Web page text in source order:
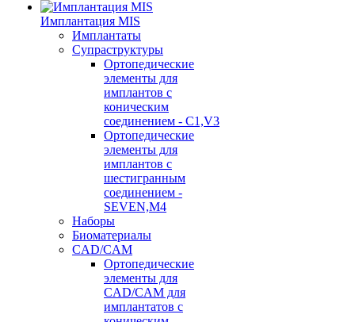
Имплантация MIS
Имплантаты
Супраструктуры
Ортопедические
элементы для
имплантов с
коническим
соединением - C1,V3
Ортопедические
элементы для
имплантов с
шестигранным
соединением -
SEVEN,M4
Наборы
Биоматериалы
CAD/CAM
Ортопедические
элементы для
CAD/CAM для
имплантатов с